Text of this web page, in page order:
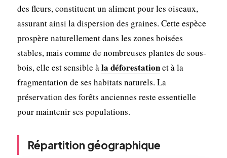
des fleurs, constituent un aliment pour les oiseaux,
assurant ainsi la dispersion des graines. Cette espèce
prospère naturellement dans les zones boisées
stables, mais comme de nombreuses plantes de sous-
bois, elle est sensible àla déforestationet à la
fragmentation de ses habitats naturels. La
préservation des forêts anciennes reste essentielle
pour maintenir ses populations.
Répartition géographique